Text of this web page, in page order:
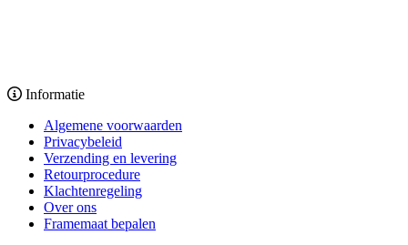
Informatie
Algemene voorwaarden
Privacybeleid
Verzending en levering
Retourprocedure
Klachtenregeling
Over ons
Framemaat bepalen